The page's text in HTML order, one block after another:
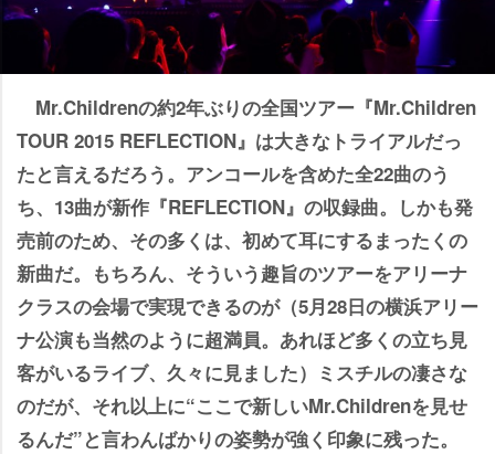
Mr.Childrenの約2年ぶりの全国ツアー『Mr.Children
TOUR 2015 REFLECTION』は大きなトライアルだっ
たと言えるだろう。アンコールを含めた全22曲のう
ち、13曲が新作『REFLECTION』の収録曲。しかも発
売前のため、その多くは、初めて耳にするまったくの
新曲だ。もちろん、そういう趣旨のツアーをアリーナ
クラスの会場で実現できるのが（5月28日の横浜アリー
ナ公演も当然のように超満員。あれほど多くの立ち見
客がいるライブ、久々に見ました）ミスチルの凄さな
のだが、それ以上に“ここで新しいMr.Childrenを見せ
るんだ”と言わんばかりの姿勢が強く印象に残った。